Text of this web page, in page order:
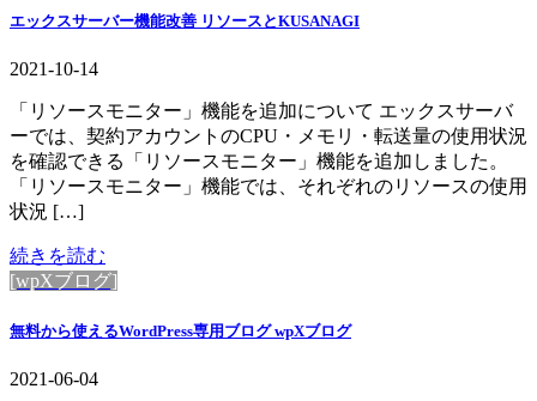
エックスサーバー機能改善 リソースとKUSANAGI
2021-10-14
「リソースモニター」機能を追加について エックスサーバ
ーでは、契約アカウントのCPU・メモリ・転送量の使用状況
を確認できる「リソースモニター」機能を追加しました。
「リソースモニター」機能では、それぞれのリソースの使用
状況 […]
続きを読む
[wpXブログ]
無料から使えるWordPress専用ブログ wpXブログ
2021-06-04